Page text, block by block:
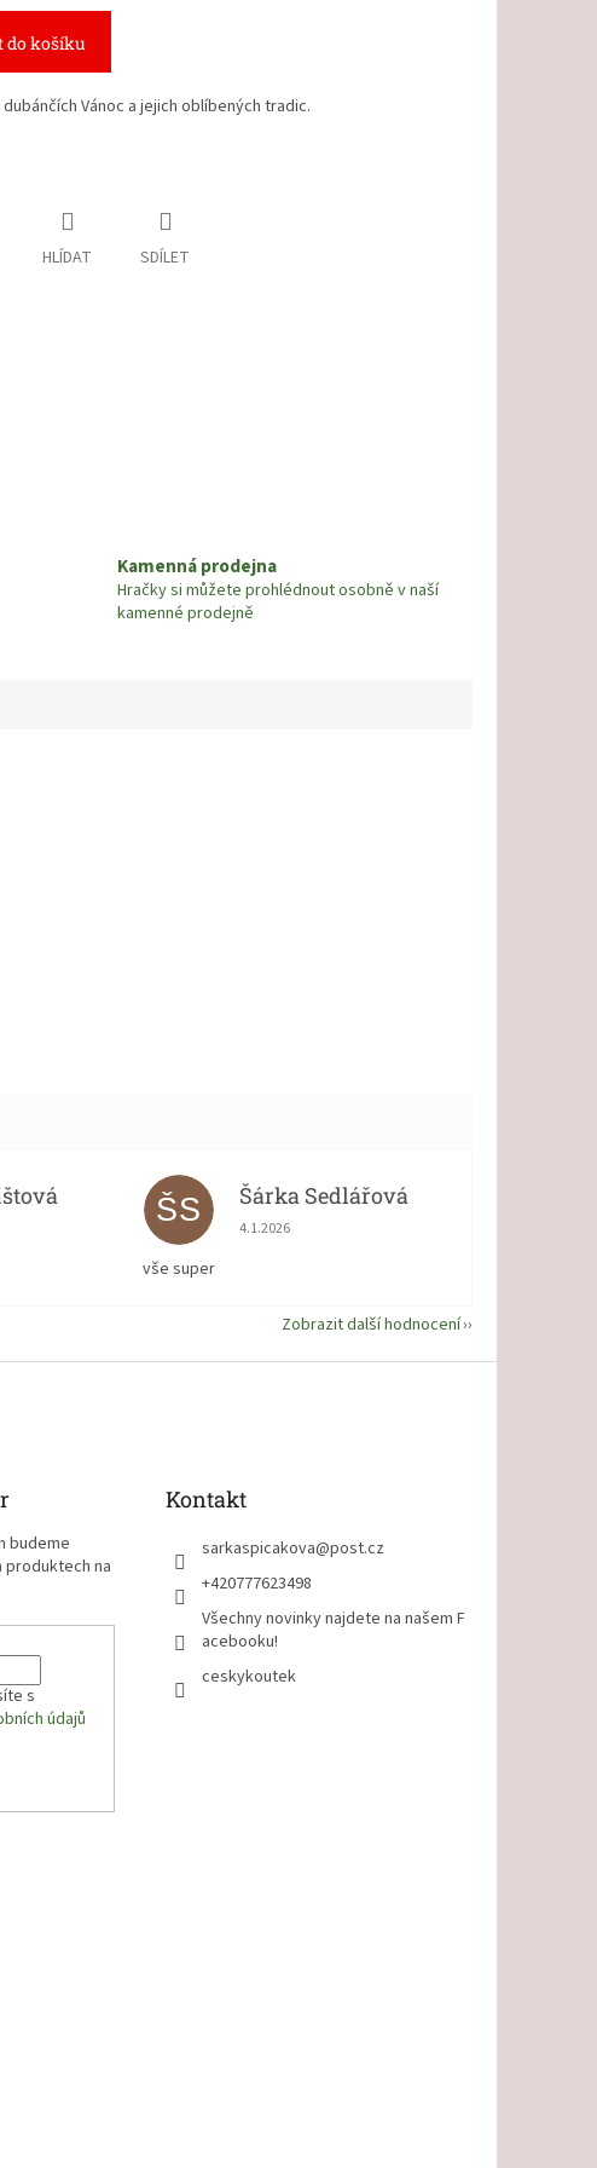
do košíku
Vánoc a jejich oblíbených tradic.
HLÍDAT SDÍLET
Kamenná prodejna
Hračky si můžete prohlédnout osobně v naší
kamenné prodejně
je 5 z 5 hvězdiček.ŠS Šárka Sedlářová
Hodnocení obchodu je 5 z 5 hvězdiček.
4.1.2026
vše super
Zobrazit další hodnocení
budeme
produktech na
s
údajů
Kontakt
sarkaspicakova@post.cz
+420777623498
Všechny novinky najdete na našem F
acebooku!
ceskykoutek